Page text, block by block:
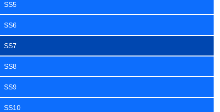
SS5
SS6
SS7
SS8
SS9
SS10